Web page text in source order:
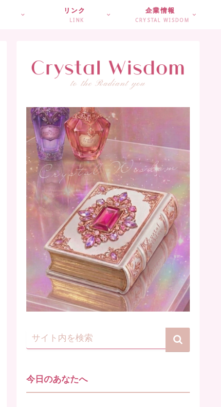
リンク
LINK
企業情報
CRYSTAL WISDOM
今日のあなたへ